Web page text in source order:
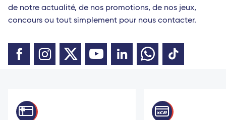
de notre actualité, de nos promotions, de nos jeux,
concours ou tout simplement pour nous contacter.